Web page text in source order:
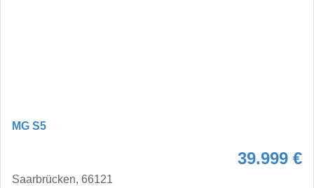
MG S5
39.999 €
Saarbrücken, 66121